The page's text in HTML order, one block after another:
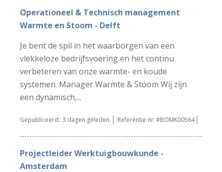
Operationeel & Technisch management
Warmte en Stoom - Delft
Je bent de spil in het waarborgen van een
vlekkeloze bedrijfsvoering en het continu
verbeteren van onze warmte- en koude
systemen. Manager Warmte & Stoom Wij zijn
een dynamisch,...
Gepubliceerd: 3 dagen geleden Referentie nr:#BOMK00564
Projectleider Werktuigbouwkunde -
Amsterdam